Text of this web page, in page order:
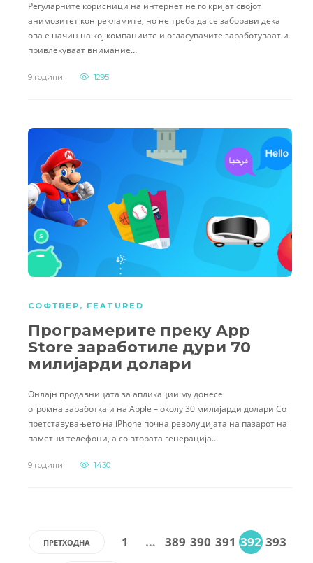
Регуларните корисници на интернет не го кријат својот
анимозитет кон рекламите, но не треба да се заборави дека
ова е начин на кој компаниите и огласувачите заработуваат и
привлекуваат внимание…
9 години 1295
СОФТВЕР , FEATURED
Програмерите преку App
Store заработиле дури 70
милијарди долари
Oнлајн продавницата за апликации му донесе
огромна заработка и на Apple – околу 30 милијарди долари Со
претставувањето на iPhone почна револуцијата на пазарот на
паметни телефони, а со втората генерација…
9 години 1430
ПРЕТХОДНА 1 … 389 390 391 392 393